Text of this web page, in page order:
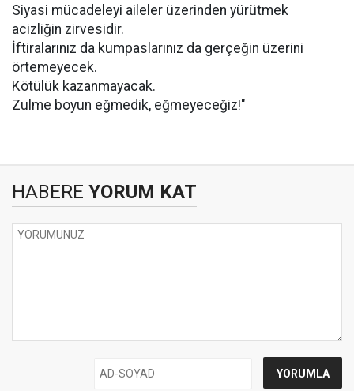
Siyasi mücadeleyi aileler üzerinden yürütmek
acizliğin zirvesidir.
İftiralarınız da kumpaslarınız da gerçeğin üzerini
örtemeyecek.
Kötülük kazanmayacak.
Zulme boyun eğmedik, eğmeyeceğiz!"
HABERE YORUM KAT